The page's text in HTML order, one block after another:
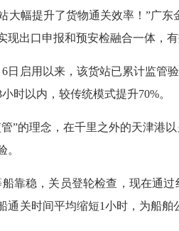
幅提升了货物通关效率！”广东
现出口申报和预安检融合一体，
启用以来，该货站已累计监管验
时以内，较传统模式提升70%。
的理念，在千里之外的天津港以
。
稳，关员登轮检查，现在通过
通关时间平均缩短1小时，为船